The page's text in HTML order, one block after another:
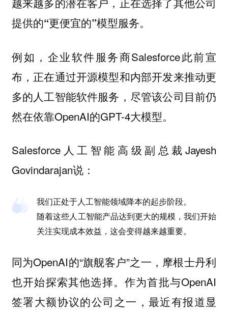
提供的“更便宜的”模型服务。
例如，企业软件服务商Salesforce此前宣
布，正在通过开源模型和内部开发来推动更
多的人工智能软件服务，尽管该公司目前仍
然在依靠OpenAI的GPT-4大模型。
Salesforce人工智能高级副总裁Jayesh
Govindarajan说：
我们正处于人工智能领域降本的起步阶段。
随着这些人工智能产品达到更大的规模，我们开始
关注实现成本效益，这会变得越来越重要。
同为OpenAI的“旗舰客户”之一，摩根士丹利
也开始探索其他选择。作为首批与OpenAI
签署大额协议的公司之一，最近有报道显